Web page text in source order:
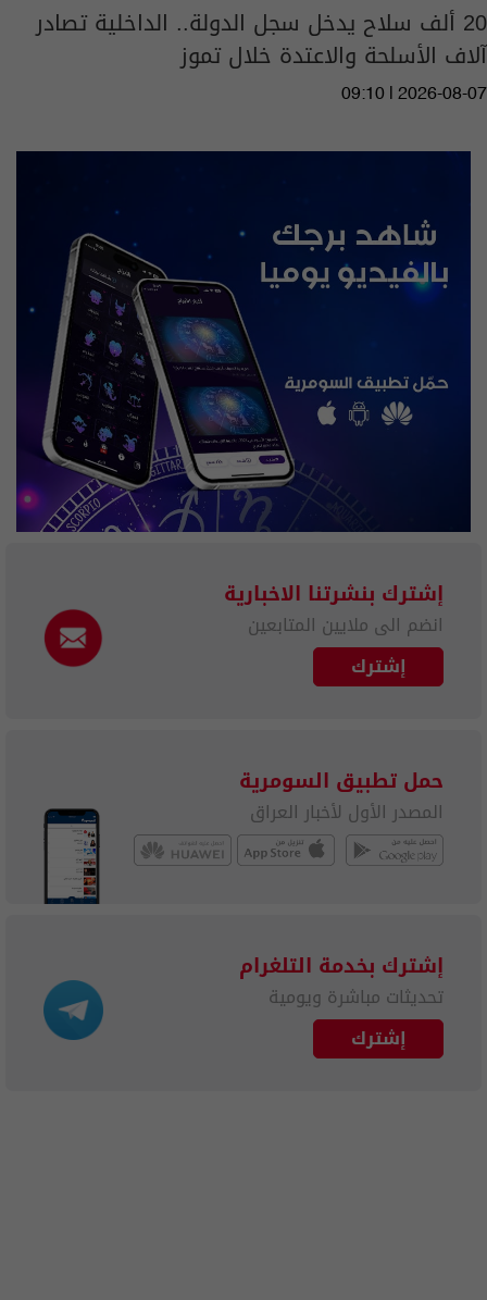
20 ألف سلاح يدخل سجل الدولة.. الداخلية تصادر
آلاف الأسلحة والاعتدة خلال تموز
09:10 | 2026-08-07
إشترك بنشرتنا الاخبارية
انضم الى ملايين المتابعين
إشترك
حمل تطبيق السومرية
المصدر الأول لأخبار العراق
إشترك بخدمة التلغرام
تحديثات مباشرة ويومية
إشترك